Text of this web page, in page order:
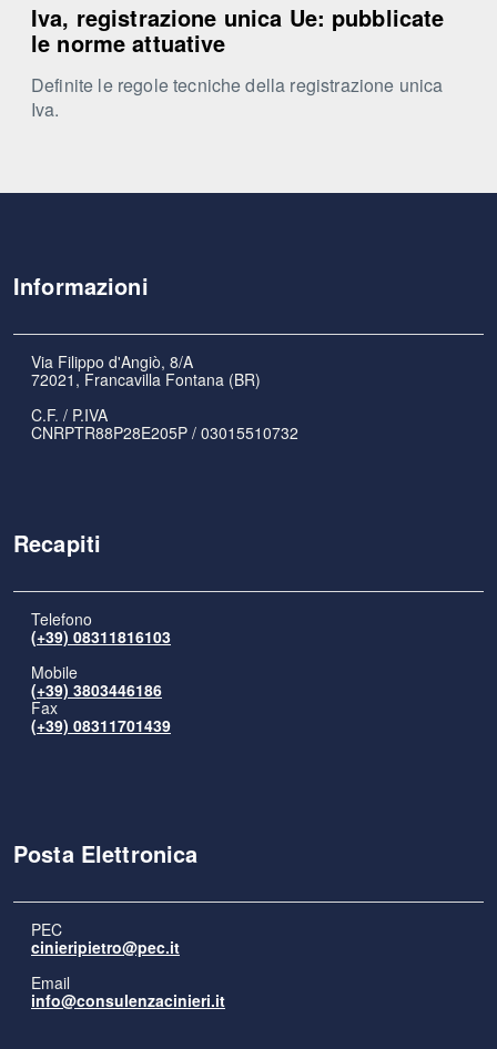
Iva, registrazione unica Ue: pubblicate
le norme attuative
Definite le regole tecniche della registrazione unica
Iva.
Informazioni
Via Filippo d'Angiò, 8/A
72021, Francavilla Fontana (BR)
C.F. / P.IVA
CNRPTR88P28E205P / 03015510732
Recapiti
Telefono
(+39) 08311816103
Mobile
(+39) 3803446186
Fax
(+39) 08311701439
Posta Elettronica
PEC
cinieripietro@pec.it
Email
info@consulenzacinieri.it